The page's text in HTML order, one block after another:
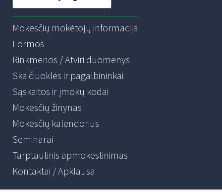
Mokesčių mokėtojų informacija
Formos
Rinkmenos / Atviri duomenys
Skaičiuoklės ir pagalbininkai
Sąskaitos ir įmokų kodai
Mokesčių žinynas
Mokesčių kalendorius
Seminarai
Tarptautinis apmokestinimas
Kontaktai / Apklausa